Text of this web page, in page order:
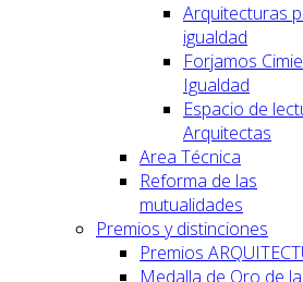
Arquitecturas
igualdad
Forjamos
Igualdad
Espacio de
Arquitectas
Area Técnica
Reforma de las
mutualidades
Premios y distinciones
Premios
Medalla de Oro de la